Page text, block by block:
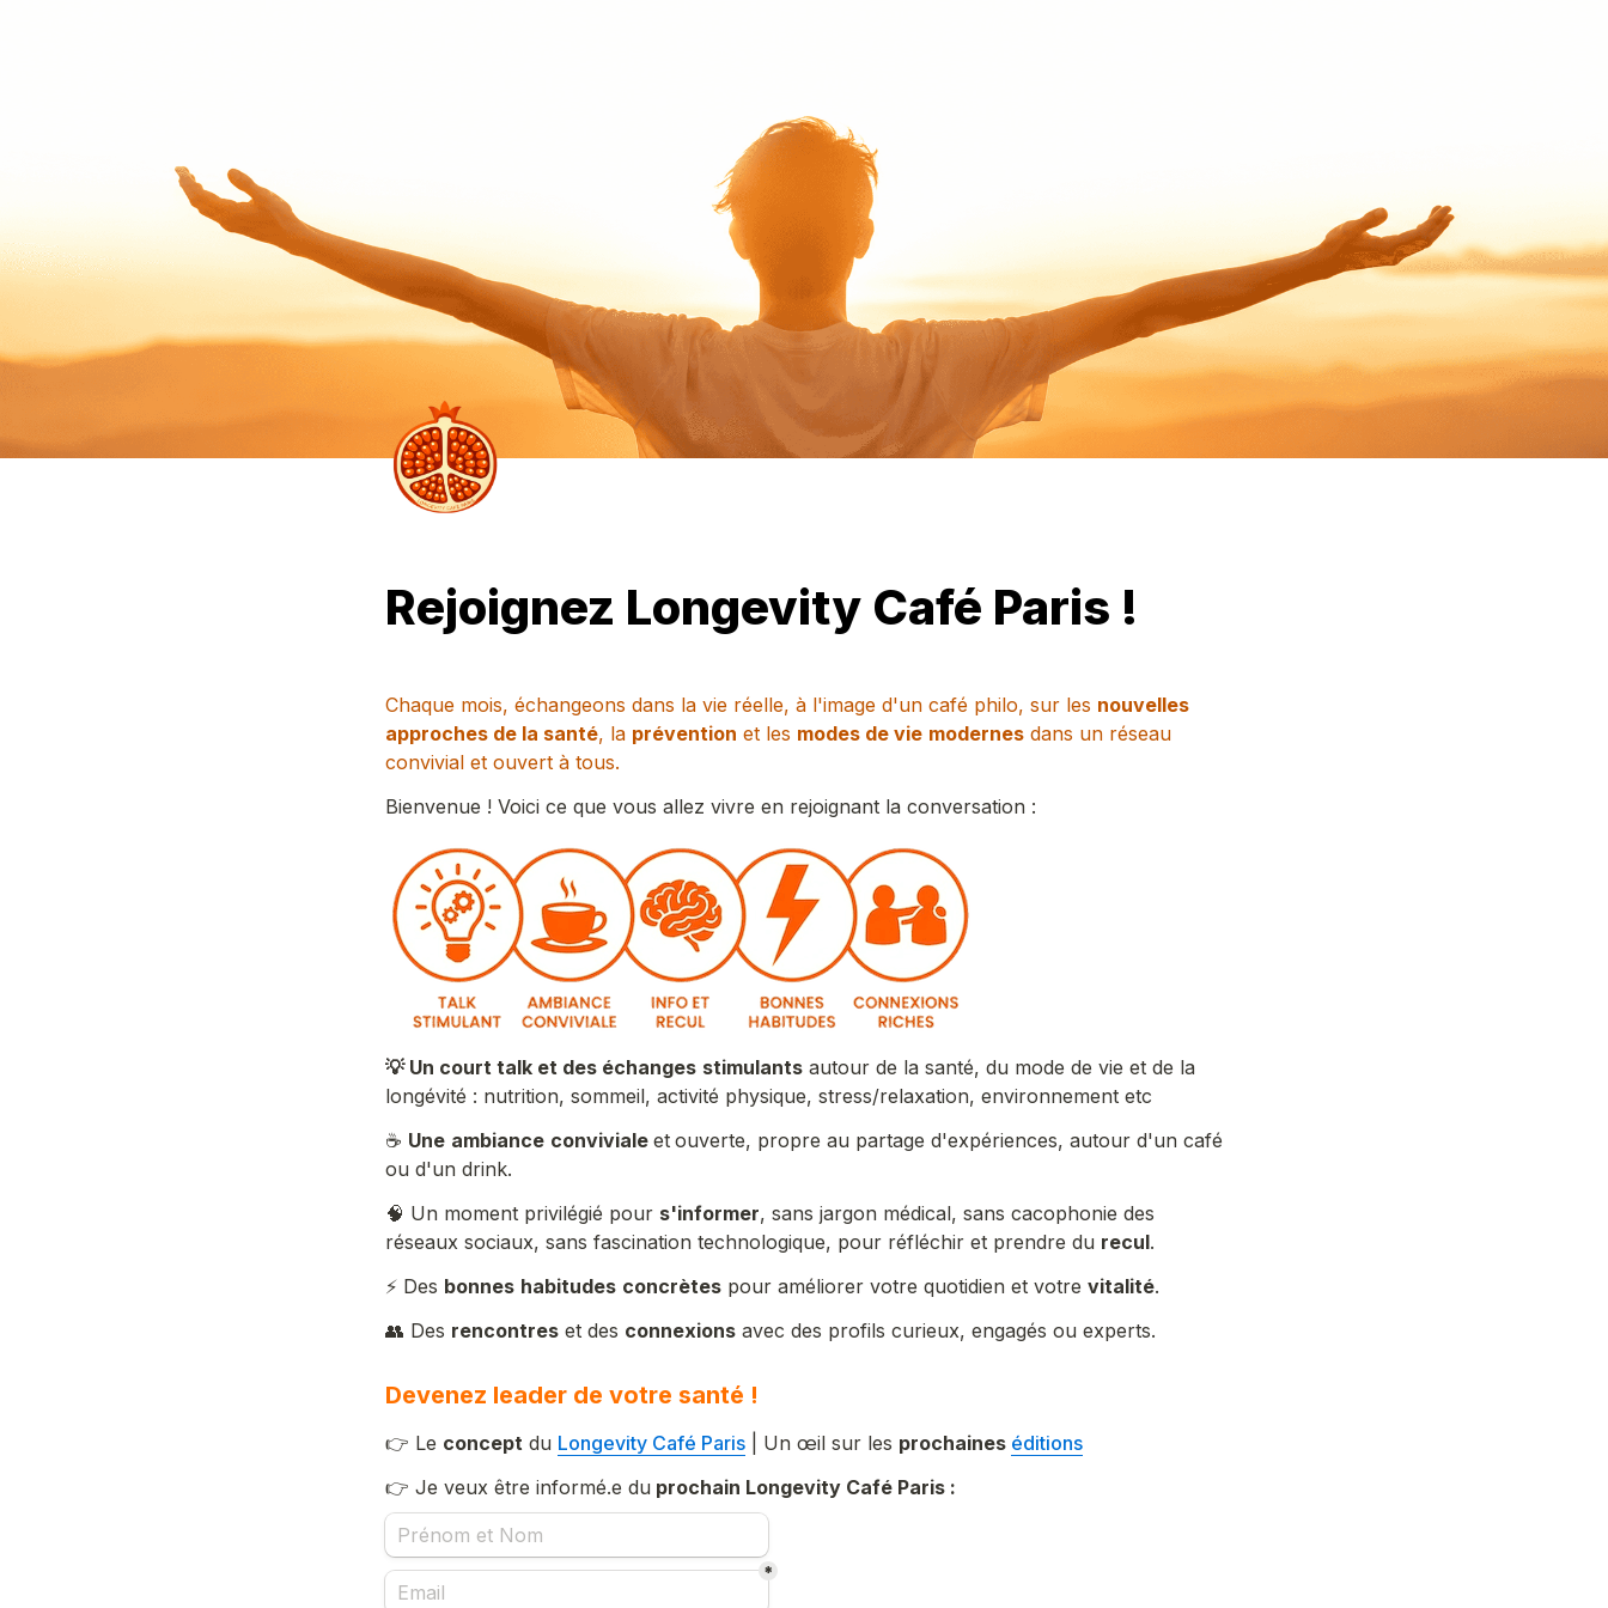
Rejoignez Longevity Café Paris !
Chaque mois, échangeons dans la vie réelle, à l'image d'un café philo, sur les nouvelles
approches de la santé, la prévention et les modes de vie modernes dans un réseau
convivial et ouvert à tous.
Bienvenue ! Voici ce que vous allez vivre en rejoignant la conversation :
💡 Un court talk et des échanges stimulants autour de la santé, du mode de vie et de la
longévité : nutrition, sommeil, activité physique, stress/relaxation, environnement etc
☕ Une ambiance conviviale et ouverte, propre au partage d'expériences, autour d'un café
ou d'un drink.
🧠 Un moment privilégié pour s'informer, sans jargon médical, sans cacophonie des
réseaux sociaux, sans fascination technologique, pour réfléchir et prendre du recul.
⚡ Des bonnes habitudes concrètes pour améliorer votre quotidien et votre vitalité.
👥 Des rencontres et des connexions avec des profils curieux, engagés ou experts.
Devenez leader de votre santé !
👉 Le concept du Longevity Café Paris | Un œil sur les prochaines éditions
👉 Je veux être informé.e du prochain Longevity Café Paris :
*